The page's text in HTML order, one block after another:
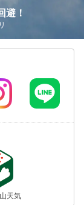
避！
天気